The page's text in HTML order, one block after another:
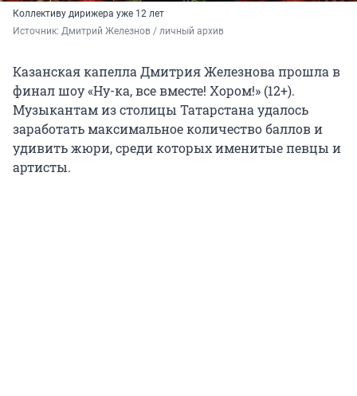
Коллективу дирижера уже 12 лет
Источник: Дмитрий Железнов / личный архив
Казанская капелла Дмитрия Железнова прошла в
финал шоу «Ну-ка, все вместе! Хором!» (12+).
Музыкантам из столицы Татарстана удалось
заработать максимальное количество баллов и
удивить жюри, среди которых именитые певцы и
артисты.